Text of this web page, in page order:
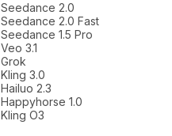
Seedance 2.0
Seedance 2.0 Fast
Seedance 1.5 Pro
Veo 3.1
Grok
Kling 3.0
Hailuo 2.3
Happyhorse 1.0
Kling O3